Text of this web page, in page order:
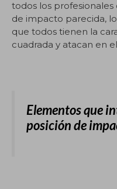
todos los
de impacto parecida,
que todos tienen la
cuadrada y atacan en
Elementos que
posición de